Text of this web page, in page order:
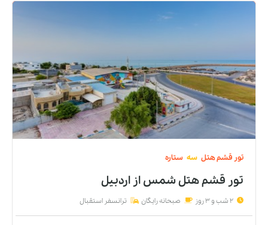
تور قشمهتل سه ستاره
تور قشم هتل شمساز اردبیل
2 شب و 3 روز صبحانه رایگان ترانسفر استقبال